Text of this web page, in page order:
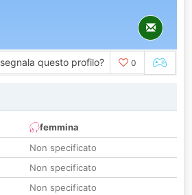
segnala questo profilo? 0
femmina
Non specificato
Non specificato
Non specificato